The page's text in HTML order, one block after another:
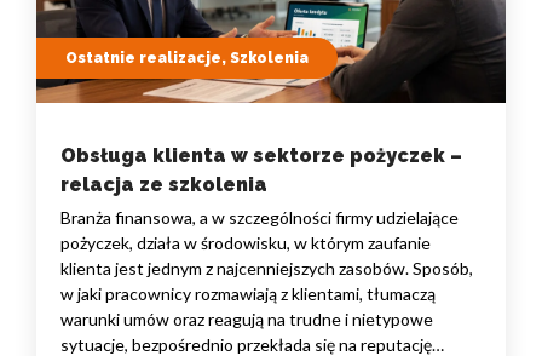
Ostatnie realizacje, Szkolenia
Obsługa klienta w sektorze pożyczek –
relacja ze szkolenia
Branża finansowa, a w szczególności firmy udzielające
pożyczek, działa w środowisku, w którym zaufanie
klienta jest jednym z najcenniejszych zasobów. Sposób,
w jaki pracownicy rozmawiają z klientami, tłumaczą
warunki umów oraz reagują na trudne i nietypowe
sytuacje, bezpośrednio przekłada się na reputację